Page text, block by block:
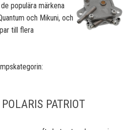
populära märkena
och Mikuni, och
till flera
POLARIS PATRIOT